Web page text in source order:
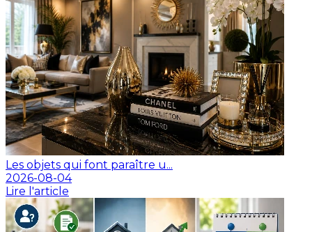
Les objets qui font paraître u...
2026-08-04
Lire l'article